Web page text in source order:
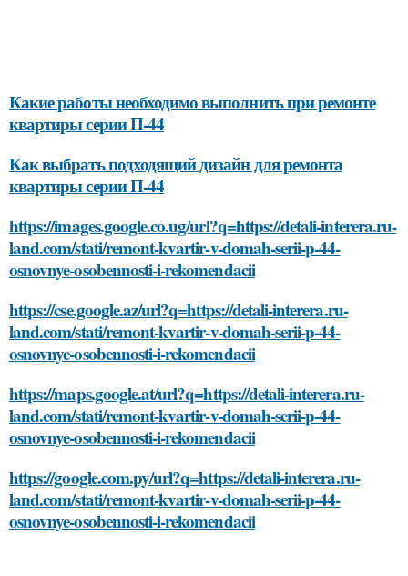
Какие работы необходимо выполнить при ремонте
квартиры серии П-44
Как выбрать подходящий дизайн для ремонта
квартиры серии П-44
https://images.google.co.ug/url?q=https://detali-interera.ru-
land.com/stati/remont-kvartir-v-domah-serii-p-44-
osnovnye-osobennosti-i-rekomendacii
https://cse.google.az/url?q=https://detali-interera.ru-
land.com/stati/remont-kvartir-v-domah-serii-p-44-
osnovnye-osobennosti-i-rekomendacii
https://maps.google.at/url?q=https://detali-interera.ru-
land.com/stati/remont-kvartir-v-domah-serii-p-44-
osnovnye-osobennosti-i-rekomendacii
https://google.com.py/url?q=https://detali-interera.ru-
land.com/stati/remont-kvartir-v-domah-serii-p-44-
osnovnye-osobennosti-i-rekomendacii